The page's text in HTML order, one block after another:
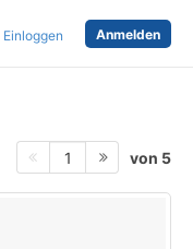
Einloggen Anmelden
1 von 5